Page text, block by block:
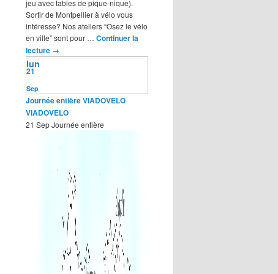
jeu avec tables de pique-nique).
Sortir de Montpellier à vélo vous
intéresse? Nos ateliers “Osez le vélo
en ville” sont pour … Continuer la
lecture →
Sep
21
lun
Journée entièreVIADOVELO
VIADOVELO
21 SepJournée entière